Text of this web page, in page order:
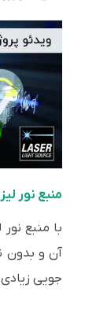
منبع نور
با منبع
آن و بدون
جویی زیادی